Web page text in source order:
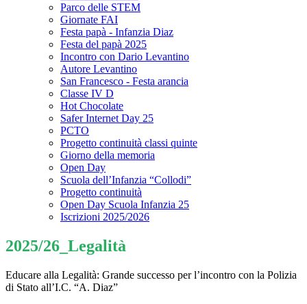
Parco delle STEM
Giornate FAI
Festa papà - Infanzia Diaz
Festa del papà 2025
Incontro con Dario Levantino
Autore Levantino
San Francesco - Festa arancia
Classe IV D
Hot Chocolate
Safer Internet Day 25
PCTO
Progetto continuità classi quinte
Giorno della memoria
Open Day
Scuola dell’Infanzia “Collodi”
Progetto continuità
Open Day Scuola Infanzia 25
Iscrizioni 2025/2026
2025/26_Legalità
Educare alla Legalità: Grande successo per l’incontro con la Polizia
di Stato all’I.C. “A. Diaz”